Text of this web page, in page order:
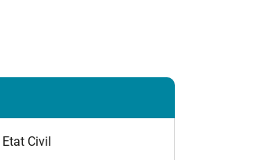
complémentaires
Civil